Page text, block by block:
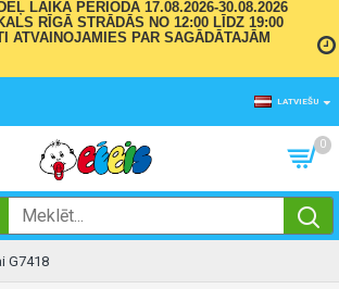
LAIKA PERIODĀ 17.08.2026-30.08.2026
RĪGĀ STRĀDĀS NO 12:00 LĪDZ 19:00
ATVAINOJAMIES PAR SAGĀDĀTAJĀM
LATVIEŠU
0
G7418